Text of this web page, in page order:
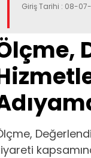
Giriş Tarihi : 08-